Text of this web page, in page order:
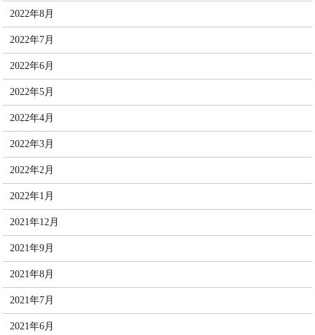
2022年8月
2022年7月
2022年6月
2022年5月
2022年4月
2022年3月
2022年2月
2022年1月
2021年12月
2021年9月
2021年8月
2021年7月
2021年6月